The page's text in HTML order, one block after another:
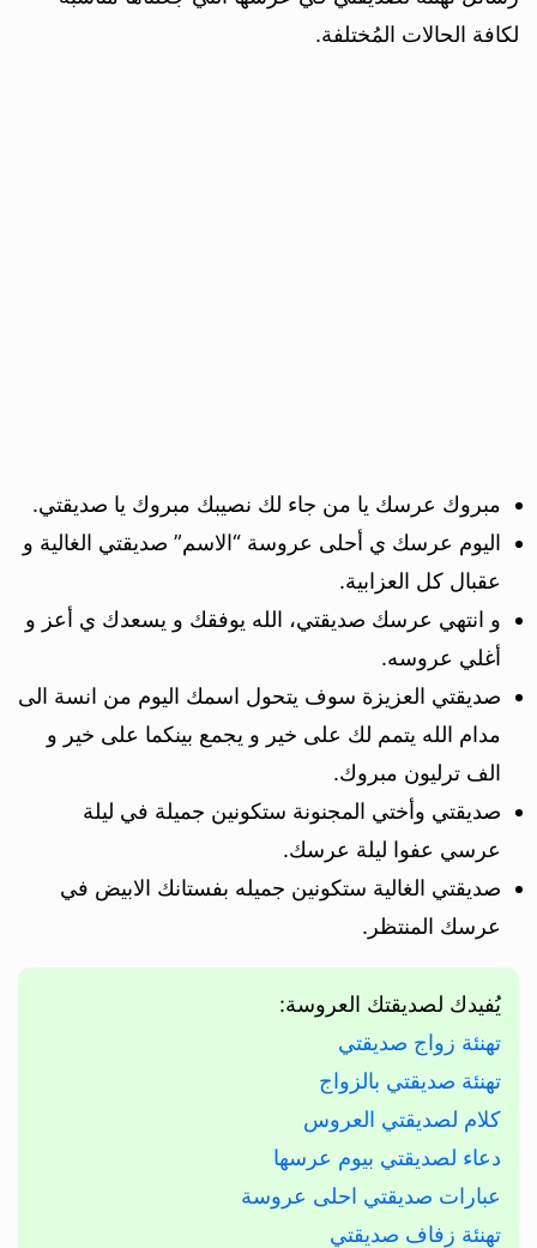
لكافة الحالات المُختلفة.
مبروك عرسك يا من جاء لك نصيبك مبروك يا صديقتي.
اليوم عرسك ي أحلى عروسة “الاسم” صديقتي الغالية و
عقبال كل العزابية.
و انتهي عرسك صديقتي، الله يوفقك و يسعدك ي أعز و
أغلي عروسه.
صديقتي العزيزة سوف يتحول اسمك اليوم من انسة الى
مدام الله يتمم لك على خير و يجمع بينكما على خير و
الف ترليون مبروك.
صديقتي وأختي المجنونة ستكونين جميلة في ليلة
عرسي عفوا ليلة عرسك.
صديقتي الغالية ستكونين جميله بفستانك الابيض في
عرسك المنتظر.
يُفيدك لصديقتك العروسة:
تهنئة زواج صديقتي
تهنئة صديقتي بالزواج
كلام لصديقتي العروس
دعاء لصديقتي بيوم عرسها
عبارات صديقتي احلى عروسة
تهنئة زفاف صديقتي